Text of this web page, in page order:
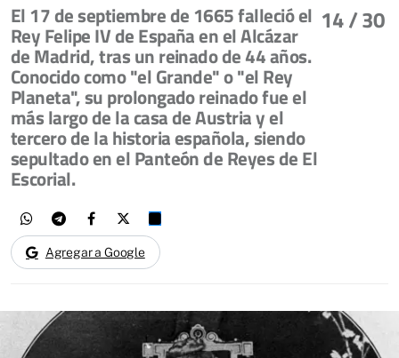
14/ 30
El 17 de septiembre de 1665 falleció el
Rey Felipe IV de España en el Alcázar
de Madrid, tras un reinado de 44 años.
Conocido como "el Grande" o "el Rey
Planeta", su prolongado reinado fue el
más largo de la casa de Austria y el
tercero de la historia española, siendo
sepultado en el Panteón de Reyes de El
Escorial.
Agregar a Google